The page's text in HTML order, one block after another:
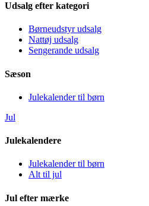
Udsalg efter kategori
Børneudstyr udsalg
Nattøj udsalg
Sengerande udsalg
Sæson
Julekalender til børn
Jul
Julekalendere
Julekalender til børn
Alt til jul
Jul efter mærke